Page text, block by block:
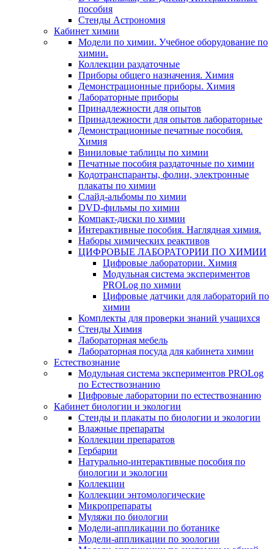
пособия
Стенды Астрономия
Кабинет химии
Модели по химии. Учебное оборудование по
химии.
Коллекции раздаточные
Приборы общего назначения. Химия
Демонстрационные приборы. Химия
Лабораторные приборы
Принадлежности для опытов
Принадлежности для опытов лабораторные
Демонстрационные печатные пособия.
Химия
Виниловые таблицы по химии
Печатные пособия раздаточные по химии
Кодотранспаранты, фолии, электронные
плакаты по химии
Слайд-альбомы по химии
DVD-фильмы по химии
Компакт-диски по химии
Интерактивные пособия. Наглядная химия.
Наборы химических реактивов
ЦИФРОВЫЕ ЛАБОРАТОРИИ ПО ХИМИИ
Цифровые лаборатории. Химия
Модульная система экспериментов
PROLog по химии
Цифровые датчики для лабораторий по
химии
Комплекты для проверки знаний учащихся
Стенды Химия
Лабораторная мебель
Лабораторная посуда для кабинета химии
Естествознание
Модульная система экспериментов PROLog
по Естествознанию
Цифровые лаборатории по естествознанию
Кабинет биологии и экологии
Стенды и плакаты по биологии и экологии
Влажные препараты
Коллекции препаратов
Гербарии
Натурально-интерактивные пособия по
биологии и экологии
Коллекции
Коллекции энтомологические
Микропрепараты
Муляжи по биологии
Модели-аппликации по ботанике
Модели-аппликации по зоологии